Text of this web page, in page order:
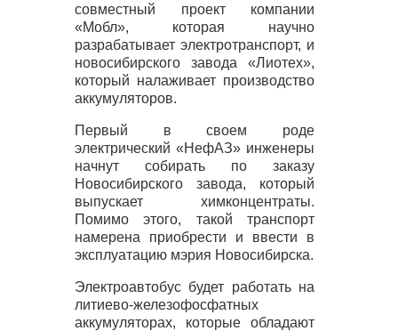
совместный проект компании
«Мобл», которая научно
разрабатывает электротранспорт, и
новосибирского завода «Лиотех»,
который налаживает производство
аккумуляторов.
Первый в своем роде
электрический «НефАЗ» инженеры
начнут собирать по заказу
Новосибирского завода, который
выпускает химконцентраты.
Помимо этого, такой транспорт
намерена приобрести и ввести в
эксплуатацию мэрия Новосибирска.
Электроавтобус будет работать на
литиево-железофосфатных
аккумуляторах, которые обладают